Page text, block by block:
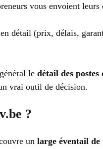
vous envoient leurs
détail (prix, délais,
le détail des postes
vrai outil de décision.
?
un large éventail